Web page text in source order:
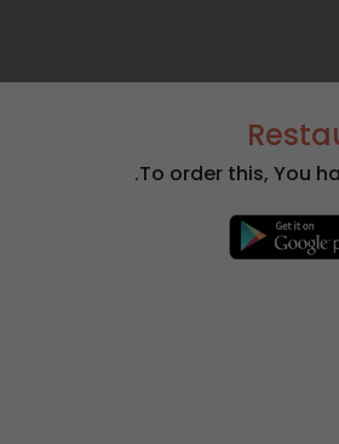
To order this, You